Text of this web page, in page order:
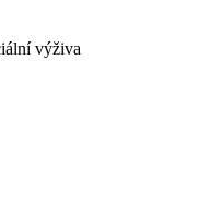
výživa